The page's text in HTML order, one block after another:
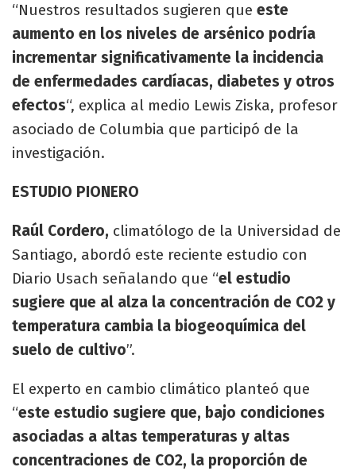
“Nuestros resultados sugieren que este
aumento en los niveles de arsénico podría
incrementar significativamente la incidencia
de enfermedades cardíacas, diabetes y otros
efectos“, explica al medio Lewis Ziska, profesor
asociado de Columbia que participó de la
investigación.
ESTUDIO PIONERO
Raúl Cordero, climatólogo de la Universidad de
Santiago, abordó este reciente estudio con
Diario Usach señalando que “el estudio
sugiere que al alza la concentración de CO2 y
temperatura cambia la biogeoquímica del
suelo de cultivo”.
El experto en cambio climático planteó que
“este estudio sugiere que, bajo condiciones
asociadas a altas temperaturas y altas
concentraciones de CO2, la proporción de